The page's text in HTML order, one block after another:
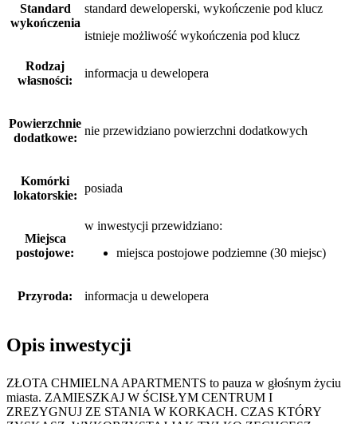
Standard
wykończenia
standard deweloperski, wykończenie pod klucz
istnieje możliwość wykończenia pod klucz
Rodzaj
własności:
informacja u dewelopera
Powierzchnie
dodatkowe:
nie przewidziano powierzchni dodatkowych
Komórki
lokatorskie:
posiada
Miejsca
postojowe:
w inwestycji przewidziano:
miejsca postojowe podziemne (30 miejsc)
Przyroda: informacja u dewelopera
Opis inwestycji
ZŁOTA CHMIELNA APARTMENTS to pauza w głośnym życiu
miasta. ZAMIESZKAJ W ŚCISŁYM CENTRUM I
ZREZYGNUJ ZE STANIA W KORKACH. CZAS KTÓRY